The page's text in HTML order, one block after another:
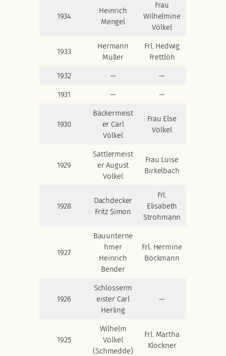
1934
Heinrich
Mengel
Frau
Wilhelmine
Völkel
1933
Hermann
Müller
Frl. Hedwig
Frettlöh
1932 — —
1931 — —
1930
Bäckermeist
er Carl
Völkel
Frau Else
Völkel
1929
Sattlermeist
er August
Völkel
Frau Luise
Birkelbach
1928
Dachdecker
Fritz Simon
Frl.
Elisabeth
Strohmann
1927
Bauunterne
hmer
Heinrich
Bender
Frl. Hermine
Böckmann
1926
Schlosserm
eister Carl
Herling
—
1925
Wilhelm
Völkel
(Schmedde)
Frl. Martha
Klöckner